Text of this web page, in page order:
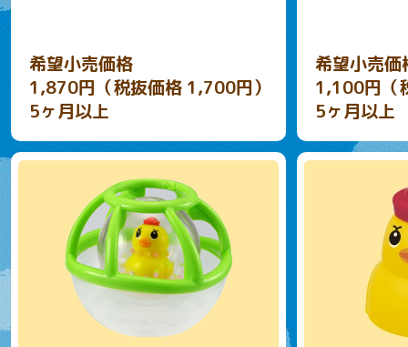
希望小売価格
1,870円（税抜価格 1,700円）
5ヶ月以上
希望小売価
1,100円（
5ヶ月以上